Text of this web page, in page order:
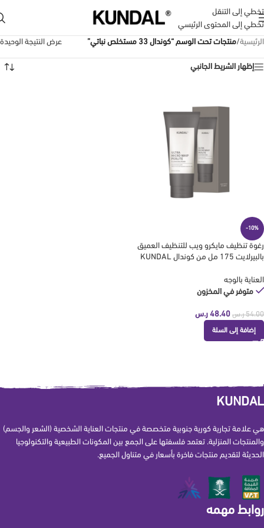
تخطي إلى التنقل
تخطي إلى المحتوى الرئيسي
الرئيسية/منتجات تحت الوسم “كوندال 33 مستخلص نباتي” عرض النتيجة الوحيدة
إظهار الشريط الجانبي
-10%
رغوة تنظيف مايكرو ويب للتنظيف العميق
بالبيرلايت 175 مل من كوندال KUNDAL
العناية بالوجه
متوفر في المخزون
54.00 ر.س 48.40 ر.س
إضافة إلى السلة
KUNDAL
هي علامة تجارية كورية جنوبية متخصصة في منتجات العناية الشخصية (الشعر والجسم)
والمنتجات المنزلية. تعتمد فلسفتها على الجمع بين المكونات الطبيعية والتكنولوجيا
الحديثة لتقديم منتجات فاخرة بأسعار في متناول الجميع.
روابط مهمه